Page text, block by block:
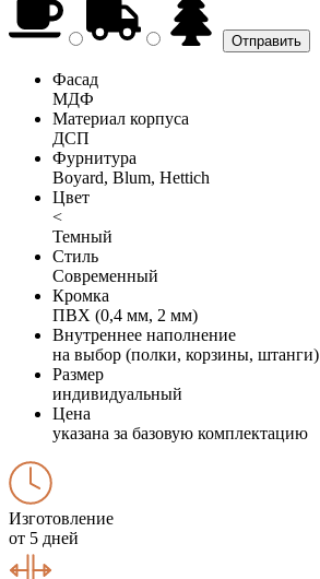
Фасад
МДФ
Материал корпуса
ДСП
Фурнитура
Boyard, Blum, Hettich
Цвет
<
Темный
Стиль
Современный
Кромка
ПВХ (0,4 мм, 2 мм)
Внутреннее наполнение
на выбор (полки, корзины, штанги)
Размер
индивидуальный
Цена
указана за базовую комплектацию
Изготовление
от 5 дней